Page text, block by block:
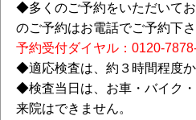
◆多くのご予約をいただいて
のご予約はお電話でご予約下さ
予約受付ダイヤル：0120-
◆適応検査は、約３時間程度か
◆検査当日は、お車・バイク
来院はできません。